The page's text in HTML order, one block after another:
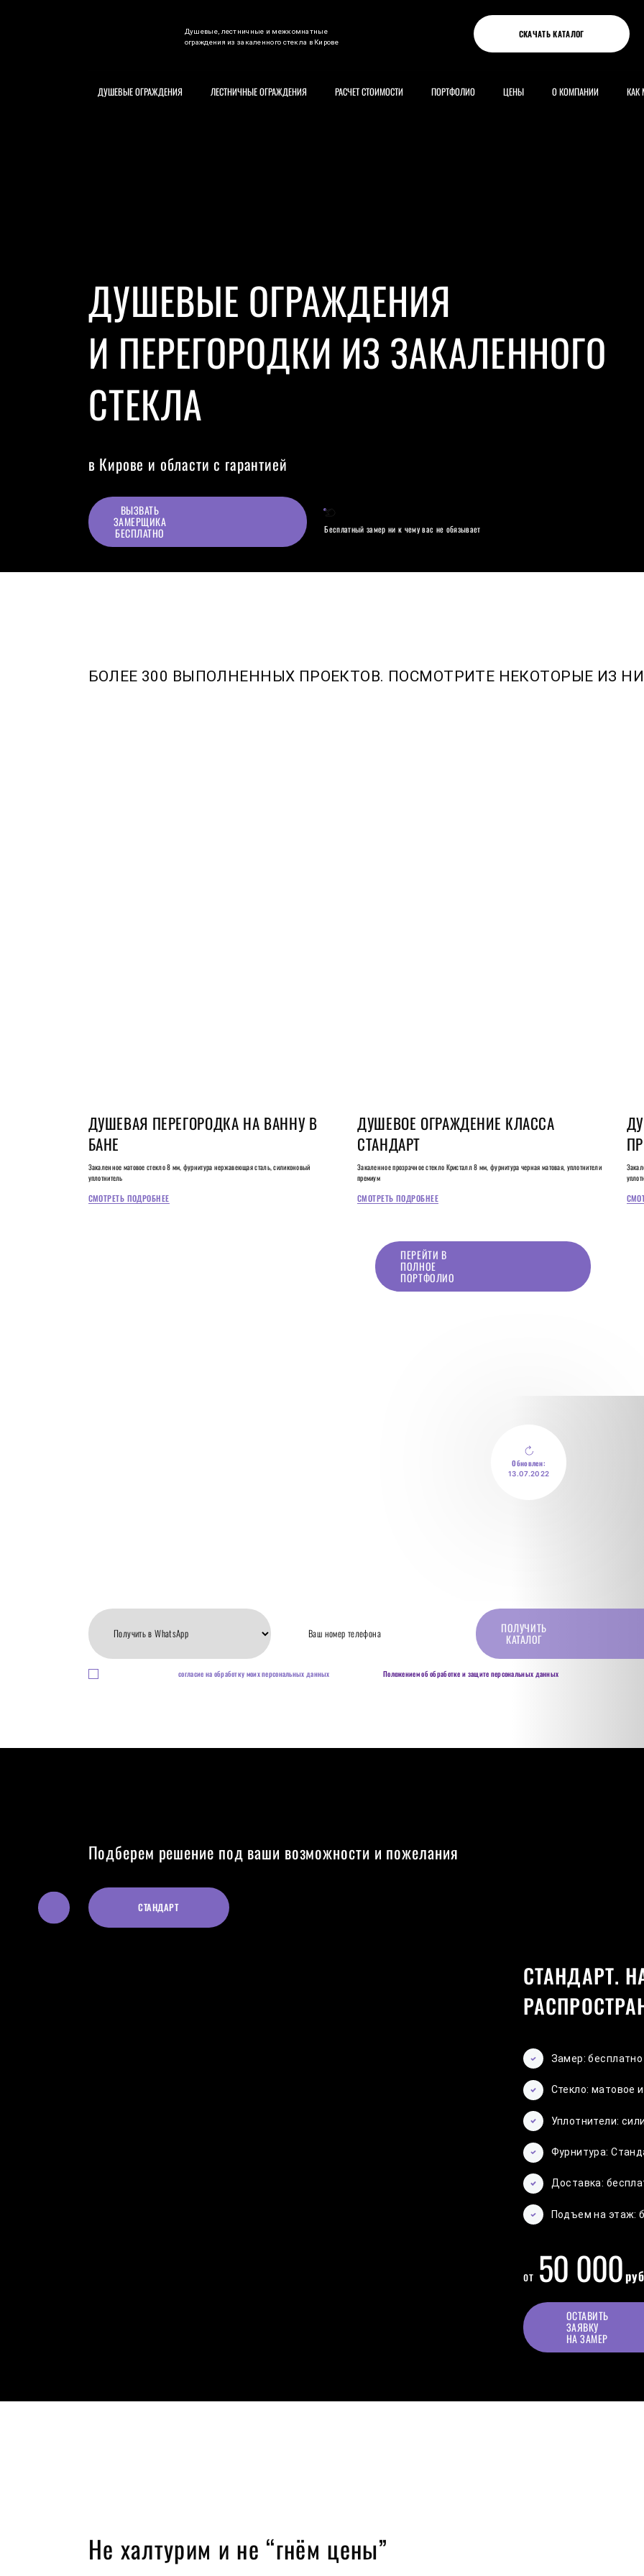
Душевые, лестничные и межкомнатные
ограждения из закаленного стекла в Кирове
СКАЧАТЬ КАТАЛОГ
ДУШЕВЫЕ ОГРАЖДЕНИЯ ЛЕСТНИЧНЫЕ ОГРАЖДЕНИЯ РАСЧЕТ СТОИМОСТИ ПОРТФОЛИО ЦЕНЫ О КОМПАНИИ КАК
ДУШЕВЫЕ ОГРАЖДЕНИЯ
И ПЕРЕГОРОДКИ ИЗ ЗАКАЛЕННОГО
СТЕКЛА
в Кирове и области с гарантией
ВЫЗВАТЬ
ЗАМЕРЩИКА
БЕСПЛАТНО Бесплатный замер ни к чему вас не обязывает
БОЛЕЕ 300 ВЫПОЛНЕННЫХ ПРОЕКТОВ. ПОСМОТРИТЕ НЕКОТОРЫЕ ИЗ
ДУШЕВАЯ ПЕРЕГОРОДКА НА ВАННУ В
БАНЕ
Закаленное матовое стекло 8 мм, фурнитура нержавеющая сталь, силиконовый
уплотнитель
СМОТРЕТЬ ПОДРОБНЕЕ
ДУШЕВОЕ ОГРАЖДЕНИЕ КЛАССА
СТАНДАРТ
Закаленное прозрачное стекло Кристалл 8 мм, фурнитура черная матовая, уплотнители
премиум
СМОТРЕТЬ ПОДРОБНЕЕ
ПЕРЕЙТИ В
ПОЛНОЕ
ПОРТФОЛИО
ПОЛУЧИТЬ
КАТАЛОГ
согласие на обработку моих персональных данных Положением об обработке и защите персональных данных
Обновлен:
13.07.2022
Подберем решение под ваши возможности и пожелания
СТАНДАРТ
СТАНДАРТ.
Замер: бесплатно
Стекло: матовое
Уплотнители:
Фурнитура:
Доставка:
Подъем на этаж:
от 50 000
ОСТАВИТЬ
ЗАЯВКУ
НА ЗАМЕР
Не халтурим и не “гнём цены”